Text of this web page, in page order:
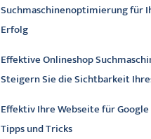
Suchmaschinenoptimierung für
Erfolg
Effektive Onlineshop
Steigern Sie die Sichtbarkeit
Effektiv Ihre Webseite für
Tipps und Tricks